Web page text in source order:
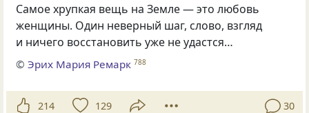
Самое хрупкая вещь на Земле — это любовь
женщины. Один неверный шаг, слово, взгляд
и ничего восстановить уже не удастся…
©Эрих Мария Ремарк 788
214 129 30